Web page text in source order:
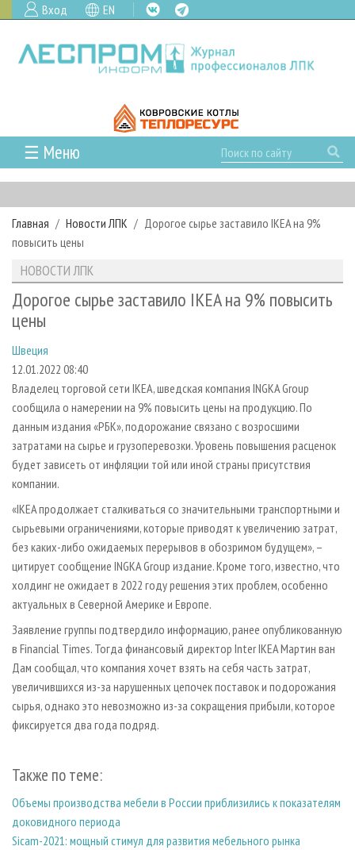
Вход EN
☰ Меню
ГЛАВНАЯ
РУБРИКИ И ТЕМЫ
РУБРИКИ ЖУРНАЛА
ЛЕСОЗАГОТОВКА
ЛЕСОПИЛЕНИЕ
СУШКА ДРЕВЕСИНЫ
ПРОИЗВОДСТВО ДРЕВЕСНЫХ ПЛИТ
ДЕРЕВЯННОЕ ДОМОСТРОЕНИЕ
ПРОИЗВОДСТВО МЕБЕЛИ
БИОЭНЕРГЕТИКА
ИНСТРУМЕНТ И МАТЕРИАЛЫ
НОВОСТИ
НОВОСТИ ЛПК
НОВОСТИ ЖУРНАЛА
ПРОЕКТЫ ЛПИ
АНАЛИТИКА
ПРЕДПРИЯТИЯ ЛПК
ПЕРСОНЫ
МОБИЛЬНЫЕ ВЫСТАВКИ
ОФИЦИАЛЬНЫЕ ДЕЛЕГАЦИИ
ПРИОРИТЕТНЫЕ ИНВЕСТПРОЕКТЫ
RUSSIAN FORESTRY REVIEW
БИБЛИОТЕКА СПЕЦИАЛИСТА
АРХИВ ЖУРНАЛОВ
О ЖУРНАЛЕ
КОНТАКТЫ
РЕКЛАМОДАТЕЛЯМ
РЕКЛАМА
РЕКЛАМА НА САЙТЕ
Главная Новости ЛПК
Дорогое сырье заставило IKEA на 9%
повысить цены
НОВОСТИ ЛПК
Дорогое сырье заставило IKEA на 9% повысить
цены
Швеция
12.01.2022 08:40
Владелец торговой сети IKEA, шведская компания INGKA Group
сообщила о намерении на 9% повысить цены на продукцию. По
данным издания «РБК», подорожание связано с возросшими
затратами на сырье и грузоперевозки. Уровень повышения расценок
будет зависеть от инфляции той или иной страны присутствия
компании.
«IKEA продолжает сталкиваться со значительными транспортными и
сырьевыми ограничениями, которые приводят к увеличению затрат,
без каких-либо ожидаемых перерывов в обозримом будущем», –
цитирует сообщение INGKA Group издание. Кроме того, известно, что
холдинг не ожидает в 2022 году решения этих проблем, особенно
актуальных в Северной Америке и Европе.
Заявление группы подтвердило информацию, ранее опубликованную
в Financial Times. Тогда финансовый директор Inter IKEA Мартин ван
Дам сообщал, что компания хочет взять на себя часть затрат,
увеличившихся из-за нарушенных цепочек поставок и подорожания
сырья, однако это невозможно из-за сокращения прибыли, которое
фиксируется два года подряд.
Также по теме:
Объемы производства мебели в России приблизились к показателям
доковидного периода
Sicam-2021: мощный стимул для развития мебельного рынка